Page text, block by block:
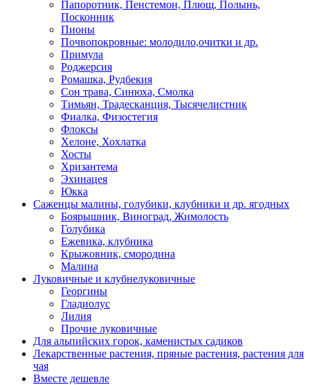
Папоротник, Пенстемон, Плющ, Полынь,
Посконник
Пионы
Почвопокровные: молодило,очитки и др.
Примула
Роджерсия
Ромашка, Рудбекия
Сон трава, Синюха, Смолка
Тимьян, Традесканция, Тысячелистник
Фиалка, Физостегия
Флоксы
Хелоне, Хохлатка
Хосты
Хризантема
Эхинацея
Юкка
Саженцы малины, голубики, клубники и др. ягодных
Боярышник, Виноград, Жимолость
Голубика
Ежевика, клубника
Крыжовник, смородина
Малина
Луковичные и клубнелуковичные
Георгины
Гладиолус
Лилия
Прочие луковичные
Для альпийских горок, каменистых садиков
Лекарственные растения, пряные растения, растения для
чая
Вместе дешевле